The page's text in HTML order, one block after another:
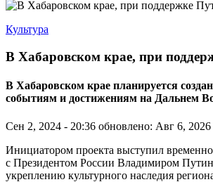
Культура
В Хабаровском крае, при
В Хабаровском крае планируется
событиям и достижениям на Дальнем
Сен 2, 2024 - 20:36 обновлено: Авг 6, 2026
Инициатором проекта выступил
с Президентом России Владимиром
укреплению культурного наследия